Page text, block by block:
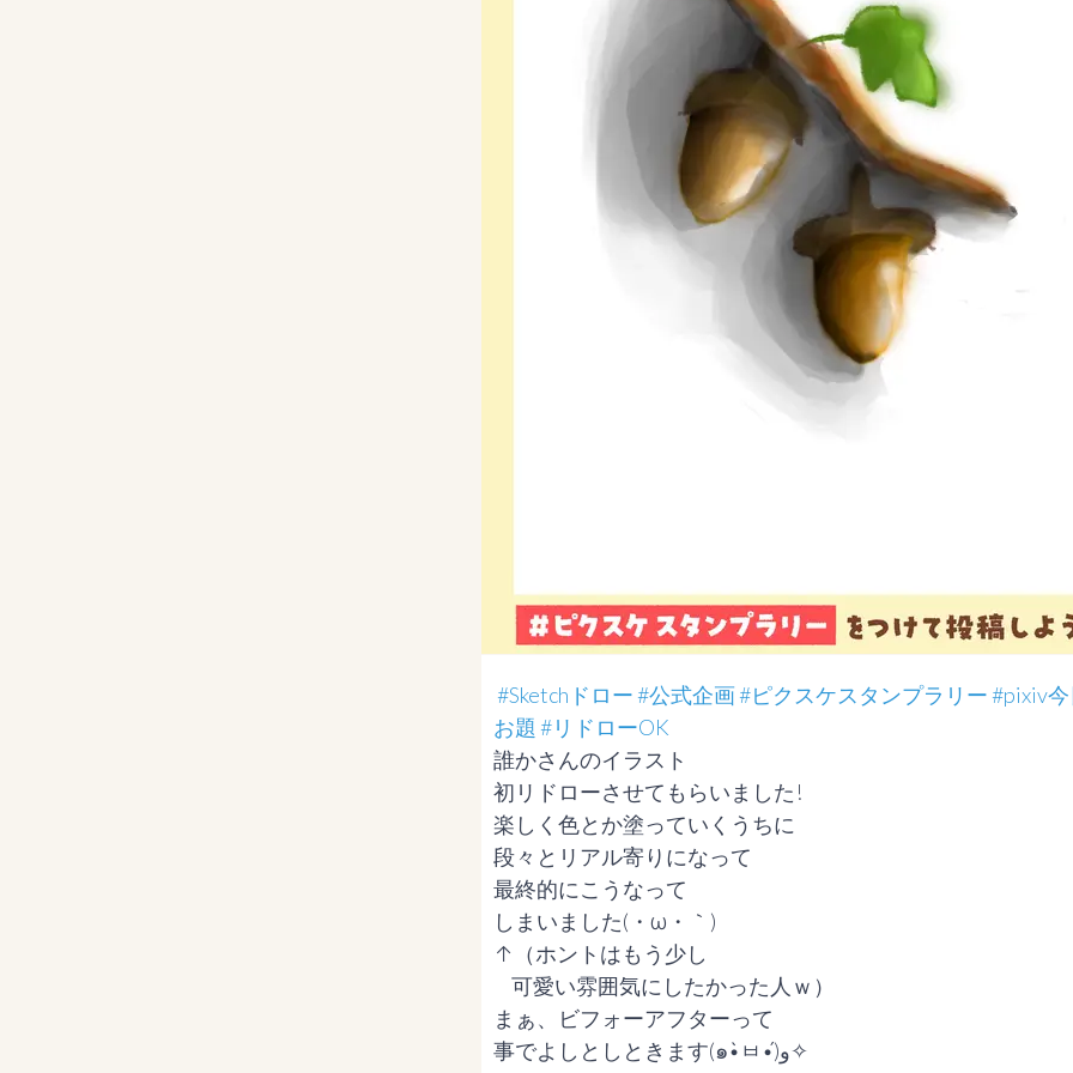
#Sketchドロー#公式企画#ピクスケスタンプラリー#pixiv
お題 #リドローOK
誰かさんのイラスト
初リドローさせてもらいました!
楽しく色とか塗っていくうちに
段々とリアル寄りになって
最終的にこうなって
しまいました(・ω・｀)
↑（ホントはもう少し
まぁ、ビフォーアフターって